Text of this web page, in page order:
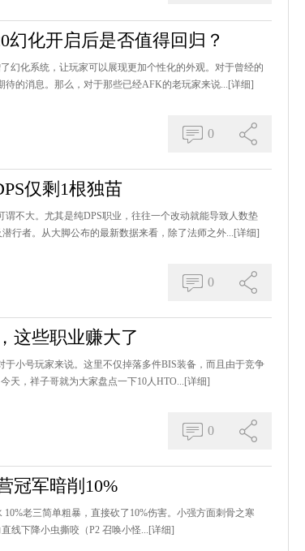
幻化开启后是否值得回归？
幻化系统，让玩家可以展现更加个性化的外观。对于曾经的
的消息。那么，对于那些已经AFK的老玩家来说... [详细]
0
仅剩1根独苗
不大。尤其是纯DPS职业，往往一个改动就能导致人数垫
行者。从大脚公布的最新数据来看，除了法师之外... [详细]
0
这些职业赚大了
小号玩家来说。这里不仅掉落多件BIS装备，而且由于竞争
天，祥子哥就为大家盘点一下10人HTO... [详细]
0
冠军暗削10%
老三简单粗暴，直接砍了10%伤害。小强方面刺骨之寒
线下降小虫撕咬（P2 召唤小怪... [详细]